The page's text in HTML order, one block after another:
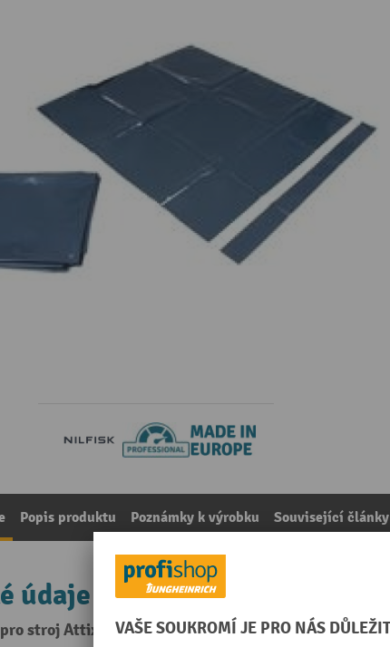
Popis produktu Poznámky k výrobku Související články
údaje
stroj Attix 965-21 SD XC